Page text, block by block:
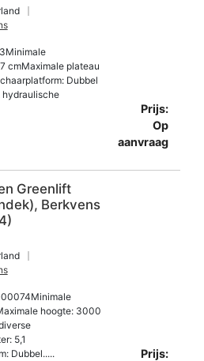
cmMaximale plateau
Dubbel
Prijs:
Op
aanvraag
Greenlift
Berkvens
hoogte: 3000
5,1
Dubbel.....
Prijs: